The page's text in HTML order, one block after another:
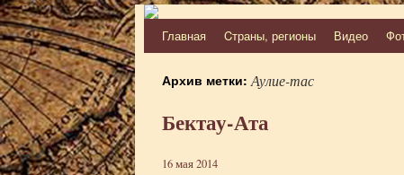
Перейти
Главная Cтраны, регионы Видео
Архив метки: Аулие-тас
Бектау-Ата
16 мая 2014